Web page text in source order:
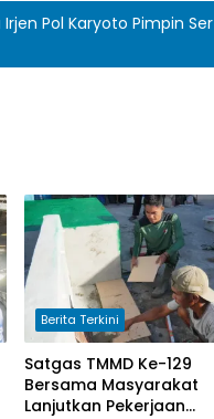
Pol Karyoto Pimpin
Berita Terkini
Satgas TMMD Ke-129
Bersama Masyarakat
Lanjutkan Pekerjaan